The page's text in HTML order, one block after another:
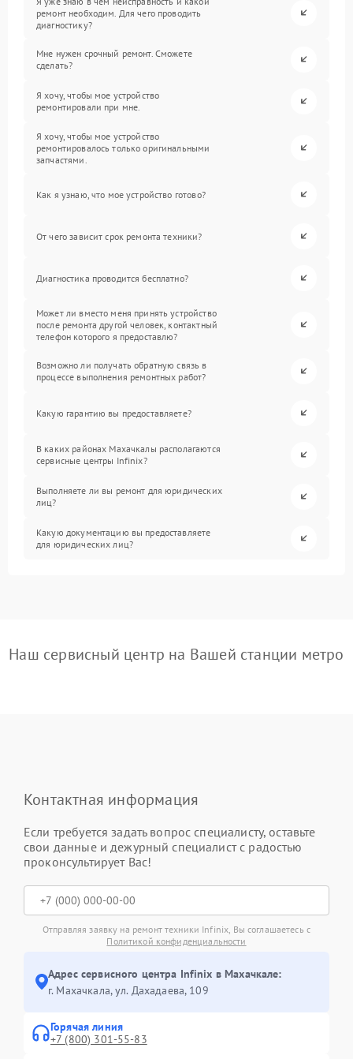
ремонт необходим. Для чего проводить
диагностику?
Мне нужен срочный ремонт. Сможете
сделать?
Я хочу, чтобы мое устройство
ремонтировали при мне.
Я хочу, чтобы мое устройство
ремонтировалось только оригинальными
запчастями.
Как я узнаю, что мое устройство готово?
От чего зависит срок ремонта техники?
Диагностика проводится бесплатно?
Может ли вместо меня принять устройство
после ремонта другой человек, контактный
телефон которого я предоставлю?
Возможно ли получать обратную связь в
процессе выполнения ремонтных работ?
Какую гарантию вы предоставляете?
В каких районах Махачкалы располагаются
сервисные центры Infinix?
Выполняете ли вы ремонт для юридических
лиц?
Какую документацию вы предоставляете
для юридических лиц?
Наш сервисный центр на Вашей станции метро
Контактная информация
Если требуется задать вопрос специалисту, оставьте
свои данные и дежурный специалист с радостью
проконсультирует Вас!
Отправляя заявку на ремонт техники Infinix, Вы соглашаетесь с
Политикой конфиденциальности
Адрес сервисного центра Infinix в Махачкале:
г. Махачкала, ул. Дахадаева, 109
Горячая линия
+7 (800) 301-55-83